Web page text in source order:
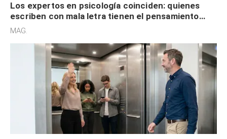
Los expertos en psicología coinciden: quienes
escriben con mala letra tienen el pensamiento
acelerado y no lo hacen por desinterés
MAG.